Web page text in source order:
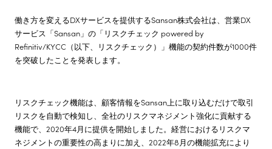
働き方を変えるDXサービスを提供するSansan株式会社は、営業DX
サービス「Sansan」の「リスクチェック powered by
Refinitiv/KYCC（以下、リスクチェック）」機能の契約件数が1000件
を突破したことを発表します。
リスクチェック機能は、顧客情報をSansan上に取り込むだけで取引
リスクを自動で検知し、全社のリスクマネジメント強化に貢献する
機能で、2020年4月に提供を開始しました。経営におけるリスクマ
ネジメントの重要性の高まりに加え、2022年8月の機能拡充により